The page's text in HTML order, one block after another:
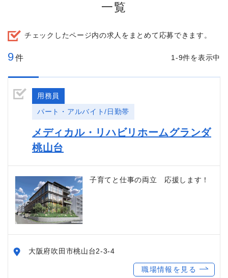
一覧
チェックしたページ内の求人をまとめて応募できます。
9件 1-9件を表示中
用務員
パート・アルバイト/日勤帯
メディカル・リハビリホームグランダ
桃山台
子育てと仕事の両立 応援します！
大阪府吹田市桃山台2-3-4
職場情報を見る